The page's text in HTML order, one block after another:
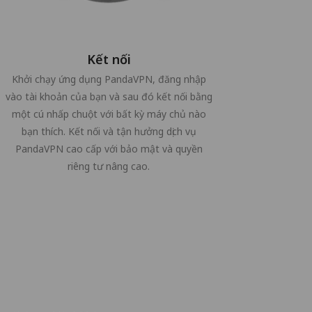
Kết nối
Khởi chạy ứng dụng PandaVPN, đăng nhập
vào tài khoản của bạn và sau đó kết nối bằng
một cú nhấp chuột với bất kỳ máy chủ nào
bạn thích. Kết nối và tận hưởng dịch vụ
PandaVPN cao cấp với bảo mật và quyền
riêng tư nâng cao.